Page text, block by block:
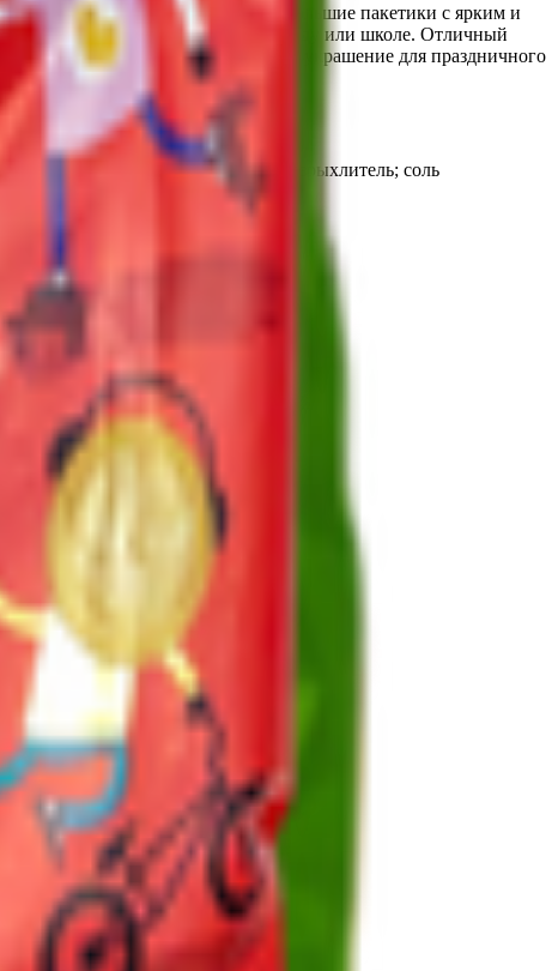
возраста и школьников. Небольшие пакетики с ярким и
перекусом ребенка в детском саду или школе. Отличный
Можно использовать как декор и украшение для праздничного
кукурузный; сироп инвертный; разрыхлитель; соль
г. Витебск, ул. Короткевича, 3